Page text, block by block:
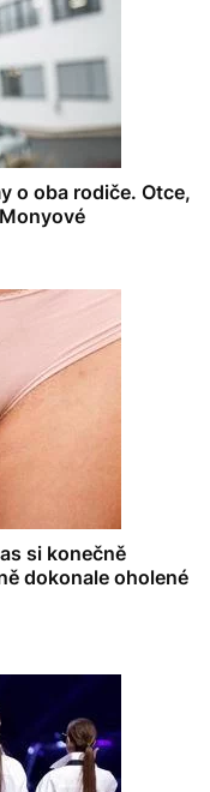
o oba rodiče. Otce,
si konečně
dokonale oholené